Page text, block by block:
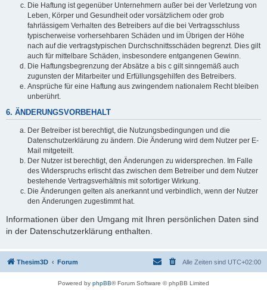
Die Haftung ist gegenüber Unternehmern außer bei der Verletzung von
Leben, Körper und Gesundheit oder vorsätzlichem oder grob
fahrlässigem Verhalten des Betreibers auf die bei Vertragsschluss
typischerweise vorhersehbaren Schäden und im Übrigen der Höhe
nach auf die vertragstypischen Durchschnittsschäden begrenzt. Dies gilt
auch für mittelbare Schäden, insbesondere entgangenen Gewinn.
Die Haftungsbegrenzung der Absätze a bis c gilt sinngemäß auch
zugunsten der Mitarbeiter und Erfüllungsgehilfen des Betreibers.
Ansprüche für eine Haftung aus zwingendem nationalem Recht bleiben
unberührt.
6. ÄNDERUNGSVORBEHALT
Der Betreiber ist berechtigt, die Nutzungsbedingungen und die
Datenschutzerklärung zu ändern. Die Änderung wird dem Nutzer per E-
Mail mitgeteilt.
Der Nutzer ist berechtigt, den Änderungen zu widersprechen. Im Falle
des Widerspruchs erlischt das zwischen dem Betreiber und dem Nutzer
bestehende Vertragsverhältnis mit sofortiger Wirkung.
Die Änderungen gelten als anerkannt und verbindlich, wenn der Nutzer
den Änderungen zugestimmt hat.
Informationen über den Umgang mit Ihren persönlichen Daten sind
in der Datenschutzerklärung enthalten.
Thesim3D Forum Alle Zeiten sind UTC+02:00
Powered by phpBB® Forum Software © phpBB Limited